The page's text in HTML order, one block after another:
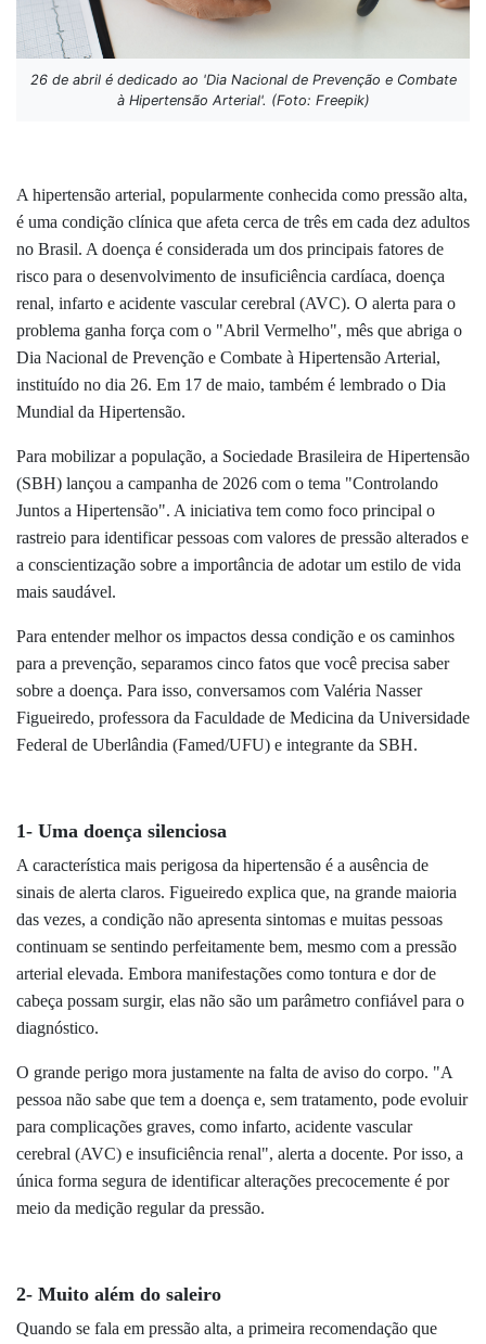
26 de abril é dedicado ao 'Dia Nacional de Prevenção e Combate
à Hipertensão Arterial'. (Foto: Freepik)
A hipertensão arterial, popularmente conhecida como pressão alta,
é uma condição clínica que afeta cerca de três em cada dez adultos
no Brasil. A doença é considerada um dos principais fatores de
risco para o desenvolvimento de insuficiência cardíaca, doença
renal, infarto e acidente vascular cerebral (AVC). O alerta para o
problema ganha força com o "Abril Vermelho", mês que abriga o
Dia Nacional de Prevenção e Combate à Hipertensão Arterial,
instituído no dia 26. Em 17 de maio, também é lembrado o Dia
Mundial da Hipertensão.
Para mobilizar a população, a Sociedade Brasileira de Hipertensão
(SBH) lançou a campanha de 2026 com o tema "Controlando
Juntos a Hipertensão". A iniciativa tem como foco principal o
rastreio para identificar pessoas com valores de pressão alterados e
a conscientização sobre a importância de adotar um estilo de vida
mais saudável.
Para entender melhor os impactos dessa condição e os caminhos
para a prevenção, separamos cinco fatos que você precisa saber
sobre a doença. Para isso, conversamos com Valéria Nasser
Figueiredo, professora da Faculdade de Medicina da Universidade
Federal de Uberlândia (Famed/UFU) e integrante da SBH.
1- Uma doença silenciosa
A característica mais perigosa da hipertensão é a ausência de
sinais de alerta claros. Figueiredo explica que, na grande maioria
das vezes, a condição não apresenta sintomas e muitas pessoas
continuam se sentindo perfeitamente bem, mesmo com a pressão
arterial elevada. Embora manifestações como tontura e dor de
cabeça possam surgir, elas não são um parâmetro confiável para o
diagnóstico.
O grande perigo mora justamente na falta de aviso do corpo. "A
pessoa não sabe que tem a doença e, sem tratamento, pode evoluir
para complicações graves, como infarto, acidente vascular
cerebral (AVC) e insuficiência renal", alerta a docente. Por isso, a
única forma segura de identificar alterações precocemente é por
meio da medição regular da pressão.
2- Muito além do saleiro
Quando se fala em pressão alta, a primeira recomendação que